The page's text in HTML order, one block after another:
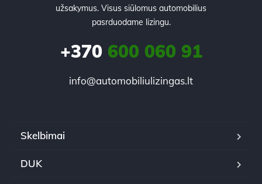
užsakymus. Visus siūlomus automobilius
pasrduodame lizingu.
+370600 060 91
info@automobiliulizingas.lt
Skelbimai
DUK